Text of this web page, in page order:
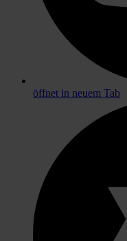
öffnet in neuem Tab